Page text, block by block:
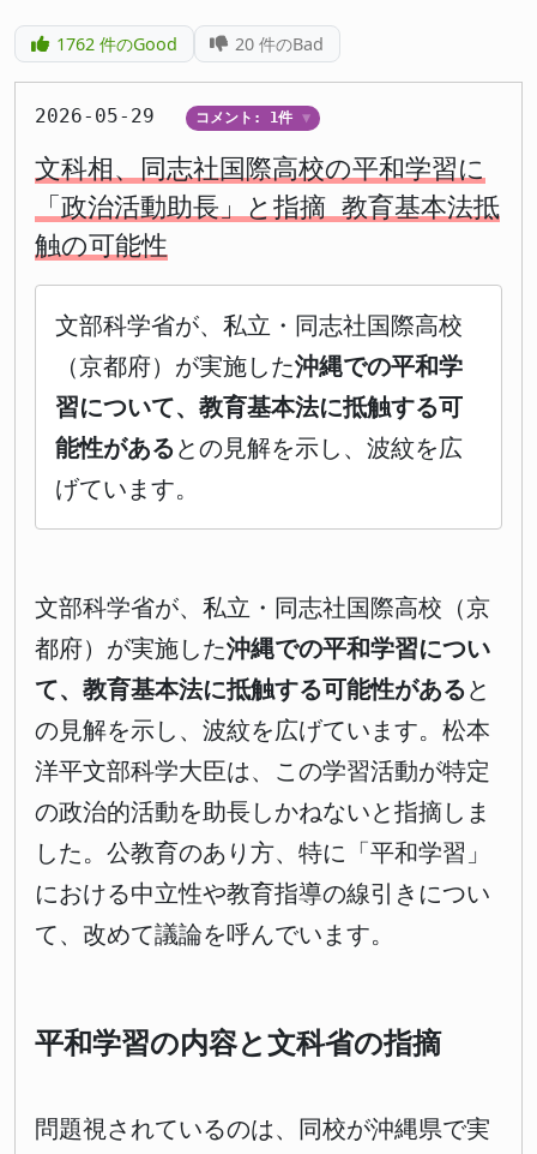
1762 件のGood 20 件のBad
2026-05-29 コメント: 1件 ▼
文科相、同志社国際高校の平和学習に
「政治活動助長」と指摘 教育基本法抵
触の可能性
文部科学省が、私立・同志社国際高校
（京都府）が実施した沖縄での平和学
習について、教育基本法に抵触する可
能性があるとの見解を示し、波紋を広
げています。
文部科学省が、私立・同志社国際高校（京
都府）が実施した沖縄での平和学習につい
て、教育基本法に抵触する可能性があると
の見解を示し、波紋を広げています。松本
洋平文部科学大臣は、この学習活動が特定
の政治的活動を助長しかねないと指摘しま
した。公教育のあり方、特に「平和学習」
における中立性や教育指導の線引きについ
て、改めて議論を呼んでいます。
平和学習の内容と文科省の指摘
問題視されているのは、同校が沖縄県で実